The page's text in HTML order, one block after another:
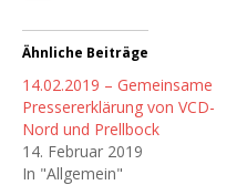
Ähnliche Beiträge
14.02.2019 – Gemeinsame
Pressererklärung von VCD-
Nord und Prellbock
14. Februar 2019
In "Allgemein"